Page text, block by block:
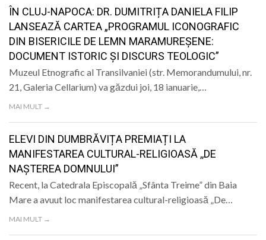
ÎN CLUJ-NAPOCA: DR. DUMITRIȚA DANIELA FILIP
LANSEAZĂ CARTEA „PROGRAMUL ICONOGRAFIC
DIN BISERICILE DE LEMN MARAMUREȘENE:
DOCUMENT ISTORIC ȘI DISCURS TEOLOGIC”
Muzeul Etnografic al Transilvaniei (str. Memorandumului, nr.
21, Galeria Cellarium) va găzdui joi, 18 ianuarie,…
MAI MULT →
ELEVI DIN DUMBRĂVIȚA PREMIAȚI LA
MANIFESTAREA CULTURAL-RELIGIOASĂ ,,DE
NAȘTEREA DOMNULUI”
Recent, la Catedrala Episcopală „Sfânta Treime” din Baia
Mare a avuut loc manifestarea cultural-religioasă „De…
MAI MULT →